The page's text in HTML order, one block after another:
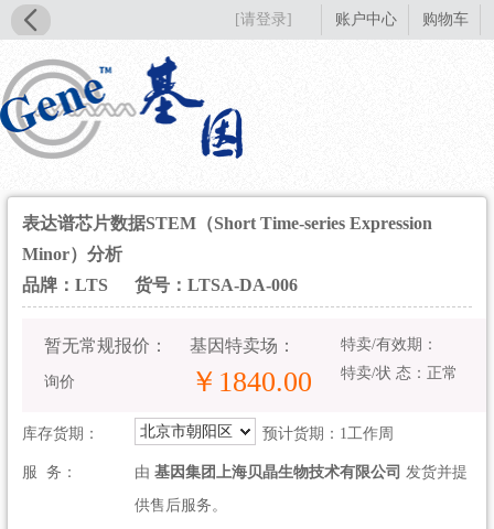
[请登录] 账户中心 购物车
表达谱芯片数据STEM（Short Time-series Expression
Minor）分析
品牌：LTS
货号：LTSA-DA-006
暂无常规报价：
询价
基因特卖场：
￥1840.00
特卖/有效期：
特卖/状 态：正常
库存货期： 北京市朝阳区 预计货期：1工作周
服 务： 由 基因集团上海贝晶生物技术有限公司 发货并提
供售后服务。